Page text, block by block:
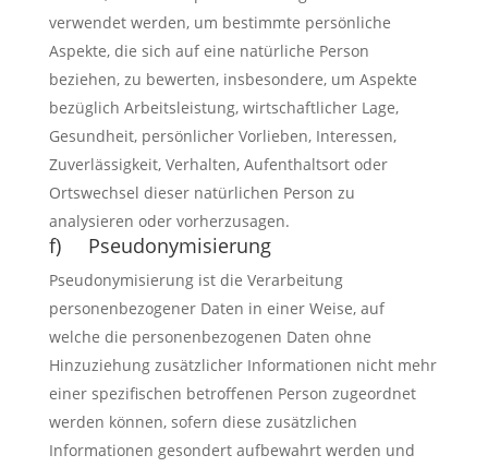
verwendet werden, um bestimmte persönliche
Aspekte, die sich auf eine natürliche Person
beziehen, zu bewerten, insbesondere, um Aspekte
bezüglich Arbeitsleistung, wirtschaftlicher Lage,
Gesundheit, persönlicher Vorlieben, Interessen,
Zuverlässigkeit, Verhalten, Aufenthaltsort oder
Ortswechsel dieser natürlichen Person zu
analysieren oder vorherzusagen.
f) Pseudonymisierung
Pseudonymisierung ist die Verarbeitung
personenbezogener Daten in einer Weise, auf
welche die personenbezogenen Daten ohne
Hinzuziehung zusätzlicher Informationen nicht mehr
einer spezifischen betroffenen Person zugeordnet
werden können, sofern diese zusätzlichen
Informationen gesondert aufbewahrt werden und